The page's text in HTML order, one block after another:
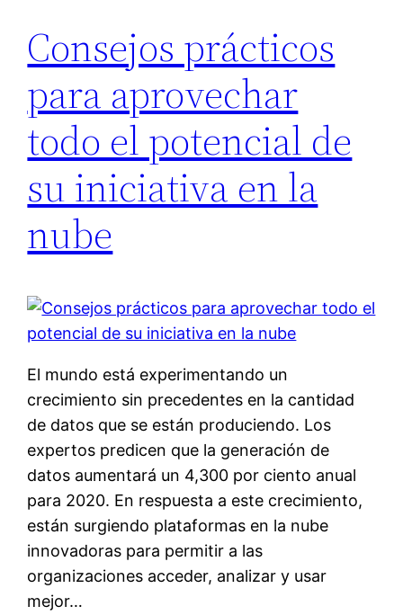
Consejos prácticos
para aprovechar
todo el potencial de
su iniciativa en la
nube
El mundo está experimentando un
crecimiento sin precedentes en la cantidad
de datos que se están produciendo. Los
expertos predicen que la generación de
datos aumentará un 4,300 por ciento anual
para 2020. En respuesta a este crecimiento,
están surgiendo plataformas en la nube
innovadoras para permitir a las
organizaciones acceder, analizar y usar
mejor…